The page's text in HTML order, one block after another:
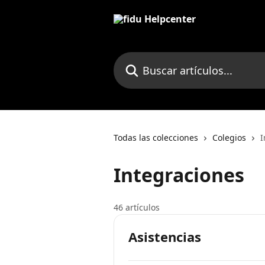
Buscar artículos...
Todas las colecciones Colegios
Integraciones
46 artículos
Asistencias